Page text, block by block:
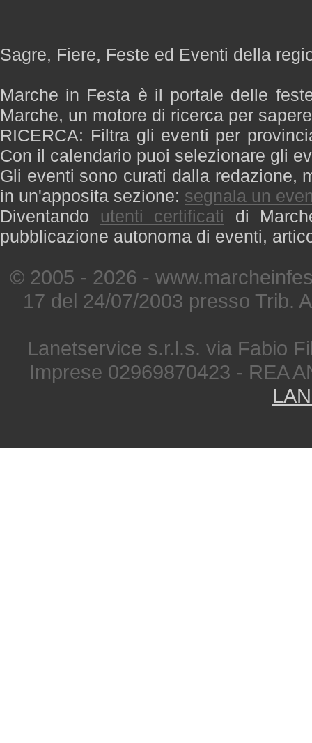
Sagre, Fiere, Feste ed Eventi della
Marche in Festa è il portale delle
Marche, un motore di ricerca per
RICERCA: Filtra gli eventi per
Con il calendario puoi selezionare gli
Gli eventi sono curati dalla redazione,
in un'apposita sezione: segnala un
Diventando utenti certificati di
pubblicazione autonoma di eventi,
© 2005 - 2026 -
17 del 24/07/2003 presso Trib.
Lanetservice s.r.l.s. via Fabio
Imprese 02969870423 - REA